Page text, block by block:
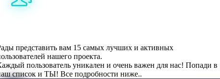
представить вам 15 самых лучших и активных
нашего проекта.
пользователь уникален и очень важен для нас! Попади в
список и ТЫ! Все подробности ниже..